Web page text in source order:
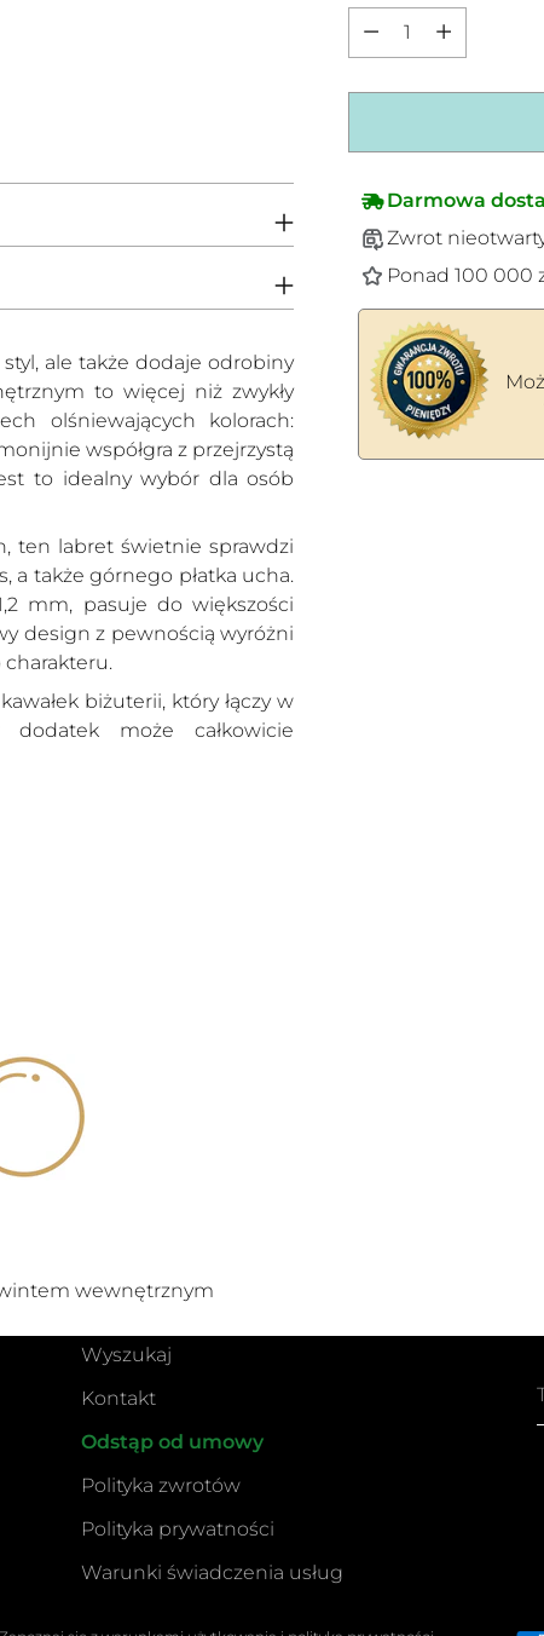
ale także dodaje odrobiny
to więcej niż zwykły
olśniewających kolorach:
współgra z przejrzystą
to idealny wybór dla osób
ten labret świetnie sprawdzi
a także górnego płatka ucha.
mm, pasuje do większości
design z pewnością wyróżni
biżuterii, który łączy w
może całkowicie
Darmowa
Zwrot
Ponad 100 000
wewnętrznym
Wyszukaj
Kontakt
Odstąp od umowy
Polityka zwrotów
Polityka prywatności
Warunki świadczenia usług